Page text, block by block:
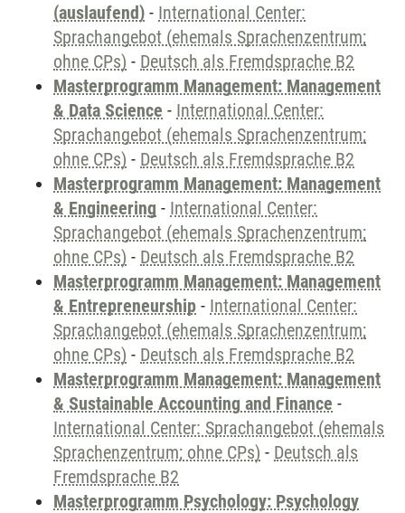
(auslaufend) - International Center:
Sprachangebot (ehemals Sprachenzentrum;
ohne CPs) - Deutsch als Fremdsprache B2
Masterprogramm Management: Management
& Data Science - International Center:
Sprachangebot (ehemals Sprachenzentrum;
ohne CPs) - Deutsch als Fremdsprache B2
Masterprogramm Management: Management
& Engineering - International Center:
Sprachangebot (ehemals Sprachenzentrum;
ohne CPs) - Deutsch als Fremdsprache B2
Masterprogramm Management: Management
& Entrepreneurship - International Center:
Sprachangebot (ehemals Sprachenzentrum;
ohne CPs) - Deutsch als Fremdsprache B2
Masterprogramm Management: Management
& Sustainable Accounting and Finance -
International Center: Sprachangebot (ehemals
Sprachenzentrum; ohne CPs) - Deutsch als
Fremdsprache B2
Masterprogramm Psychology: Psychology